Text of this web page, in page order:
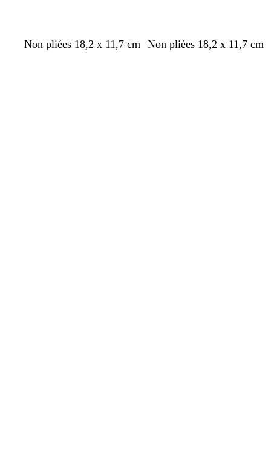
b
lb
r
c
Non pliées 18,2 x 11,7 cm Non pliées 18,2 x 11,7 cm